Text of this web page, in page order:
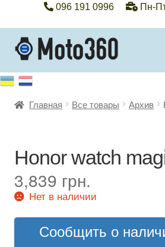
096 191 0996 Пн-
Перейти
к
навигации
Перейти
к
содержимому
+38 096 191 0996
Категории
Оплата, доставка
Контакты
Отзывы
Главная Все товары Архив
Honor watch
3,839 грн.
Нет в наличии
Сообщить о